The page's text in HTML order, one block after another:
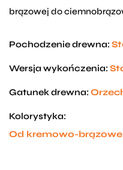
brązowej do
Pochodzenie drewna:
Wersja wykończenia:
Gatunek drewna:
Kolorystyka:
Od kremowo-